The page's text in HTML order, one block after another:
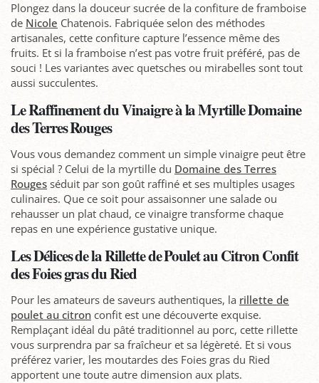
Plongez dans la douceur sucrée de la confiture de framboise
de Nicole Chatenois. Fabriquée selon des méthodes
artisanales, cette confiture capture l’essence même des
fruits. Et si la framboise n’est pas votre fruit préféré, pas de
souci ! Les variantes avec quetsches ou mirabelles sont tout
aussi succulentes.
Le Raffinement du Vinaigre à la Myrtille Domaine
des Terres Rouges
Vous vous demandez comment un simple vinaigre peut être
si spécial ? Celui de la myrtille du Domaine des Terres
Rouges séduit par son goût raffiné et ses multiples usages
culinaires. Que ce soit pour assaisonner une salade ou
rehausser un plat chaud, ce vinaigre transforme chaque
repas en une expérience gustative unique.
Les Délices de la Rillette de Poulet au Citron Confit
des Foies gras du Ried
Pour les amateurs de saveurs authentiques, la rillette de
poulet au citron confit est une découverte exquise.
Remplaçant idéal du pâté traditionnel au porc, cette rillette
vous surprendra par sa fraîcheur et sa légèreté. Et si vous
préférez varier, les moutardes des Foies gras du Ried
apportent une toute autre dimension aux plats.